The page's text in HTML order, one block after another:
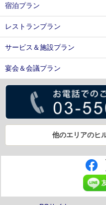
宿泊プラン
レストランプラン
サービス＆施設プラン
宴会＆会議プラン
他のエリアのヒ